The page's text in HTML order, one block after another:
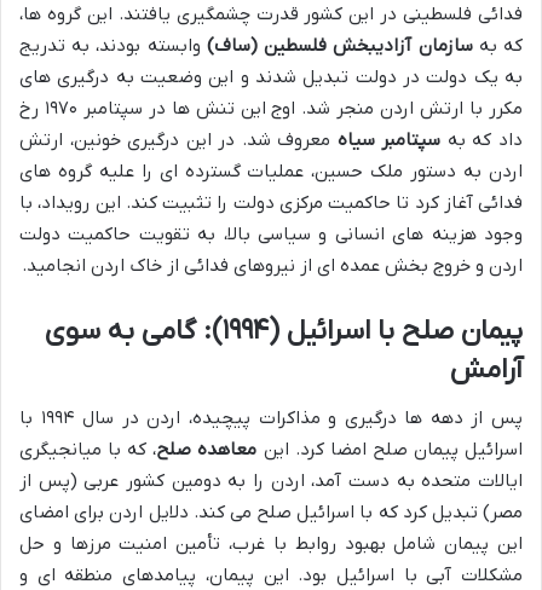
فدائی فلسطینی در این کشور قدرت چشمگیری یافتند. این گروه ها،
که بهسازمان آزادیبخش فلسطین (ساف) وابسته بودند، به تدریج
به یک دولت در دولت تبدیل شدند و این وضعیت به درگیری های
مکرر با ارتش اردن منجر شد. اوج این تنش ها در سپتامبر ۱۹۷۰ رخ
داد که به سپتامبر سیاه معروف شد. در این درگیری خونین، ارتش
اردن به دستور ملک حسین، عملیات گسترده ای را علیه گروه های
فدائی آغاز کرد تا حاکمیت مرکزی دولت را تثبیت کند. این رویداد، با
وجود هزینه های انسانی و سیاسی بالا، به تقویت حاکمیت دولت
اردن و خروج بخش عمده ای از نیروهای فدائی از خاک اردن انجامید.
پیمان صلح با اسرائیل (۱۹۹۴): گامی به سوی
آرامش
پس از دهه ها درگیری و مذاکرات پیچیده، اردن در سال ۱۹۹۴ با
اسرائیل پیمان صلح امضا کرد. این معاهده صلح، که با میانجیگری
ایالات متحده به دست آمد، اردن را به دومین کشور عربی (پس از
مصر) تبدیل کرد که با اسرائیل صلح می کند. دلایل اردن برای امضای
این پیمان شامل بهبود روابط با غرب، تأمین امنیت مرزها و حل
مشکلات آبی با اسرائیل بود. این پیمان، پیامدهای منطقه ای و